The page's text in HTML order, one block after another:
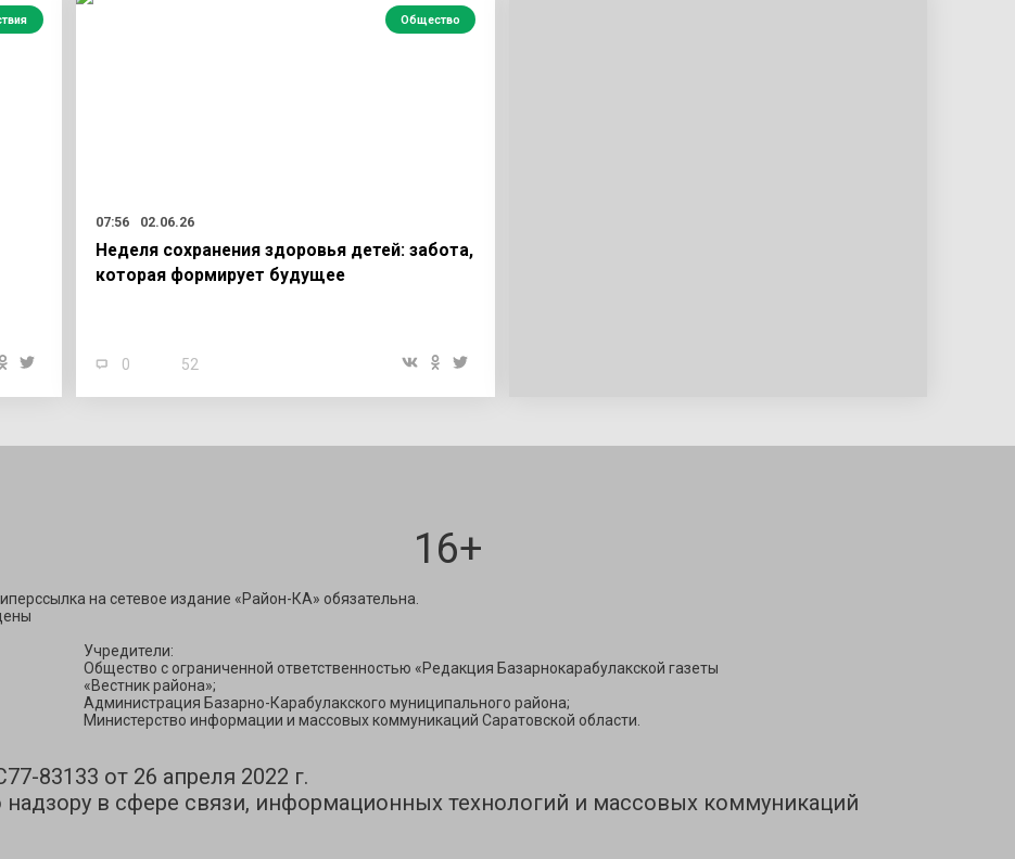
Общество
07:56 02.06.26
Неделя сохранения здоровья детей: забота,
которая формирует будущее
0 52
16+
на сетевое издание «Район-КА» обязательна.
Учредители:
Общество с ограниченной ответственностью «Редакция Базарнокарабулакской газеты
«Вестник района»;
Администрация Базарно-Карабулакского муниципального района;
Министерство информации и массовых коммуникаций Саратовской области.
83133 от 26 апреля 2022 г.
в сфере связи, информационных технологий и массовых коммуникаций